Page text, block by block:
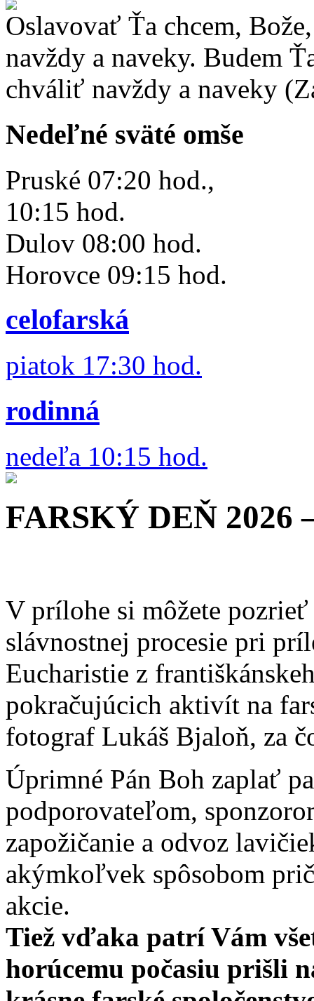
Malý chlapec sa modlí:
Pane Bože, ďakujem za otecka, za mamičku a prosím aj za Teba,
Oslavovať Ťa chcem,
navždy a naveky. Budem
chváliť navždy a naveky
Nedeľné sväté omše
Pruské 07:20 hod.,
10:15 hod.
Dulov 08:00 hod.
Horovce 09:15 hod.
celofarská
piatok 17:30 hod.
rodinná
nedeľa 10:15 hod.
FARSKÝ DEŇ 2026
V prílohe si môžete
slávnostnej procesie pri
Eucharistie z
pokračujúcich aktivít na
fotograf Lukáš Bjaloň, za
Úprimné Pán Boh zaplať
podporovateľom,
zapožičanie a odvoz
akýmkoľvek spôsobom
akcie.
Tiež vďaka patrí Vám
horúcemu počasiu prišli